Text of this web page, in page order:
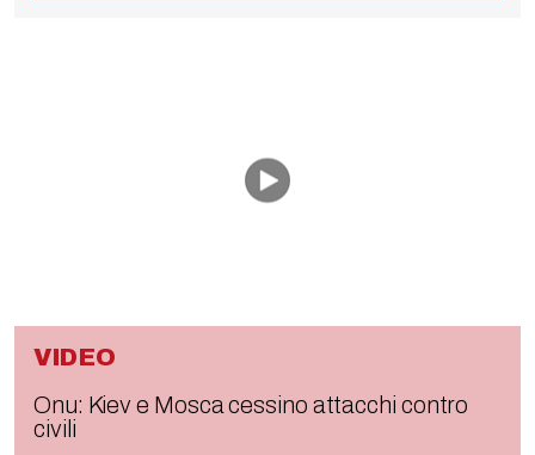
VIDEO
Onu: Kiev e Mosca cessino attacchi contro
civili